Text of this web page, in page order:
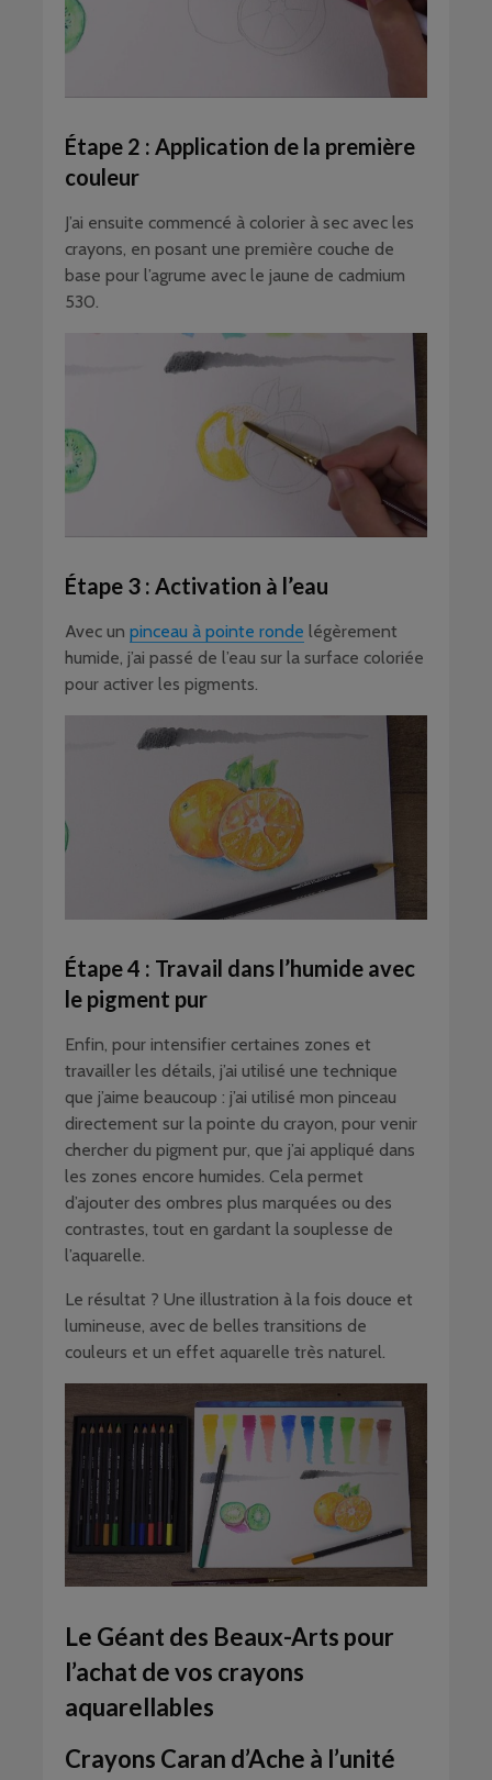
Étape 2 : Application de la première
couleur
J’ai ensuite commencé à colorier à sec avec les
crayons, en posant une première couche de
base pour l’agrume avec le jaune de cadmium
530.
Étape 3 : Activation à l’eau
Avec un pinceau à pointe ronde légèrement
humide, j’ai passé de l’eau sur la surface coloriée
pour activer les pigments.
Étape 4 : Travail dans l’humide avec
le pigment pur
Enfin, pour intensifier certaines zones et
travailler les détails, j’ai utilisé une technique
que j’aime beaucoup : j’ai utilisé mon pinceau
directement sur la pointe du crayon, pour venir
chercher du pigment pur, que j’ai appliqué dans
les zones encore humides. Cela permet
d’ajouter des ombres plus marquées ou des
contrastes, tout en gardant la souplesse de
l’aquarelle.
Le résultat ? Une illustration à la fois douce et
lumineuse, avec de belles transitions de
couleurs et un effet aquarelle très naturel.
Le Géant des Beaux-Arts pour
l’achat de vos crayons
aquarellables
Crayons Caran d’Ache à l’unité